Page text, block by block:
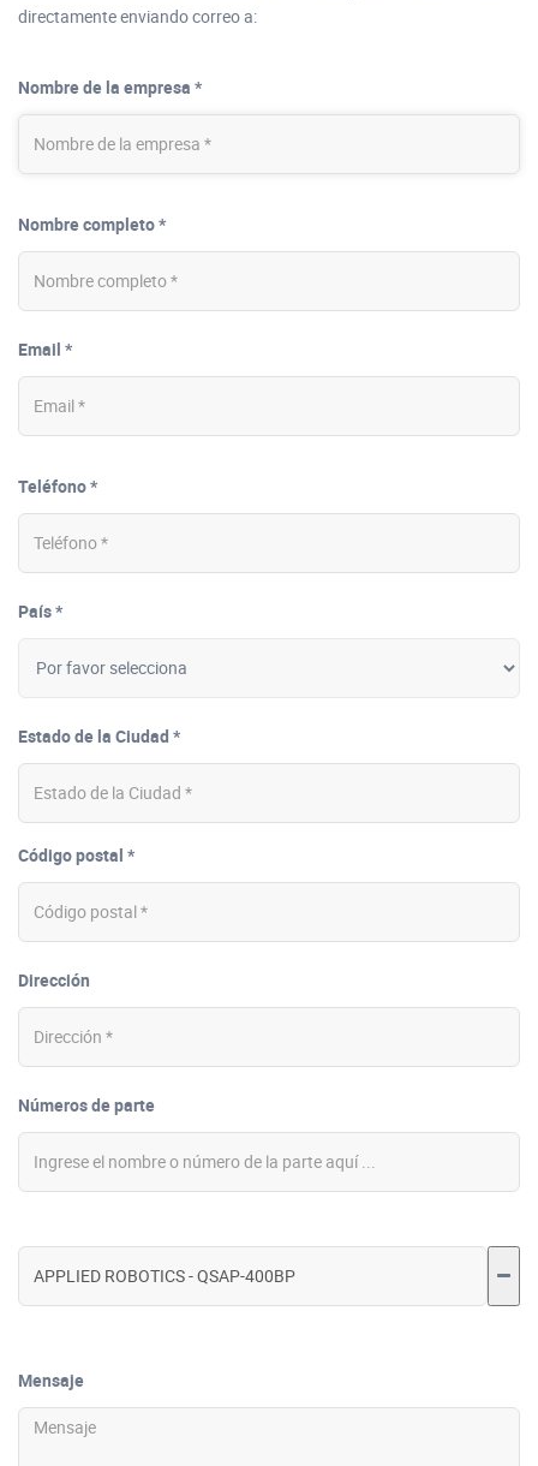
directamente enviando correo a:
Nombre de la empresa *
Nombre completo *
Email *
Teléfono *
País *
Estado de la Ciudad *
Código postal *
Dirección
Números de parte
Mensaje